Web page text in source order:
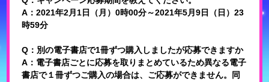
A：2021年2月1日（月）0時00分～2021年5月9日（日）23
時59分
Q：別の電子書店で1冊ずつ購入しましたが応募できますか
A：電子書店ごとに応募を取りまとめているため異なる電子
書店で１冊ずつご購入の場合は、ご応募ができません。同